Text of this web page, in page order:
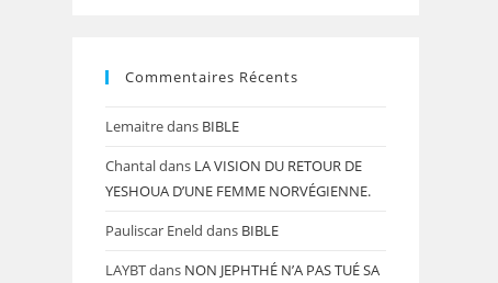
Commentaires Récents
Lemaitredans BIBLE
Chantaldans LA VISION DU RETOUR DE
YESHOUA D’UNE FEMME NORVÉGIENNE.
Pauliscar Eneld dans BIBLE
LAYBTdans NON JEPHTHÉ N’A PAS TUÉ SA